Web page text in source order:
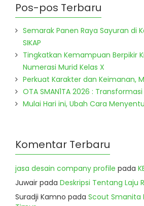
Pos-pos Terbaru
Semarak Panen Raya Sayuran di
SIKAP
Tingkatkan Kemampuan Berpikir
Numerasi Murid Kelas X
Perkuat Karakter dan Keimanan,
OTA SMAN1TA 2026 :
Mulai Hari ini, Ubah Cara
Komentar Terbaru
jasa desain company profile pada
Juwair pada Deskripsi Tentang Laju
Suradji Kamno pada Scout Smanita